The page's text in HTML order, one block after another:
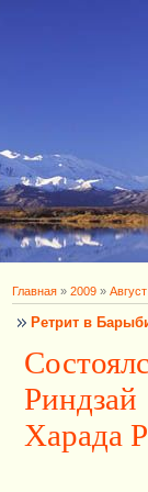
Главная » 2009 » Август
Ретрит в
Харада